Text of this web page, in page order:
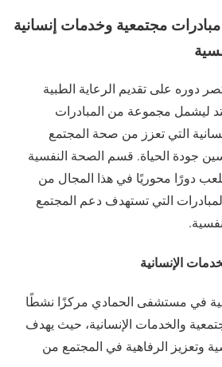
مجتمعية وخدمات إنسانية
دوره على تقديم الرعاية الطبية
ليشمل مجموعة من المبادرات
التي تعزز من صحة المجتمع
جودة الحياة. قسم الصحة النفسية
دورًا محوريًا في هذا المجال من
التي تستهدف دعم المجتمع
الإنسانية
في مستشفى الحمادي مركزًا نشطًا
والخدمات الإنسانية، حيث يهدف
وتعزيز الرفاهية في المجتمع من